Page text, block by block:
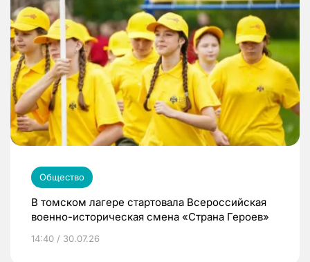
Общество
В томском лагере стартовала Всероссийская
военно-историческая смена «Страна Героев»
14:40 / 30.07.26